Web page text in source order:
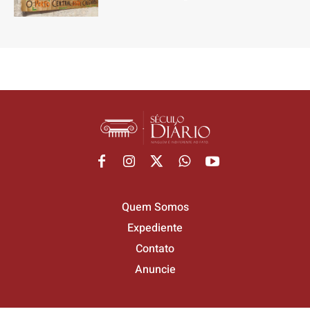
Quem Somos
Expediente
Contato
Anuncie